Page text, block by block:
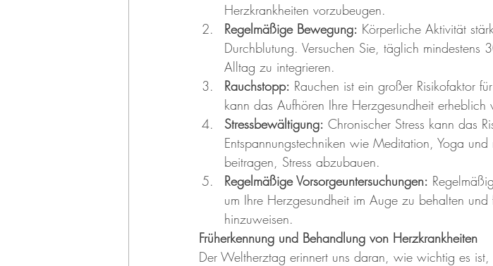
Herzkrankheiten vorzubeugen.
Regelmäßige Bewegung: Körperliche Aktivität
Durchblutung. Versuchen Sie, täglich
Alltag zu integrieren.
Rauchstopp: Rauchen ist ein großer Risikofaktor
kann das Aufhören Ihre Herzgesundheit erheblich
Stressbewältigung: Chronischer Stress kann das
Entspannungstechniken wie Meditation, Yoga
beitragen, Stress abzubauen.
Regelmäßige Vorsorgeuntersuchungen:
um Ihre Herzgesundheit im Auge zu behalten
hinzuweisen.
Früherkennung und Behandlung von Herzkrankheiten
Der Weltherztag erinnert uns daran, wie wichtig es